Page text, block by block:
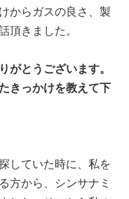
からガスの良さ、製
頂きました。
がとうございます。
きっかけを教えて下
していた時に、私を
方から、シンサナミ